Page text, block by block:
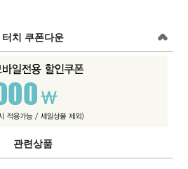
터치 쿠폰다운
관련상품